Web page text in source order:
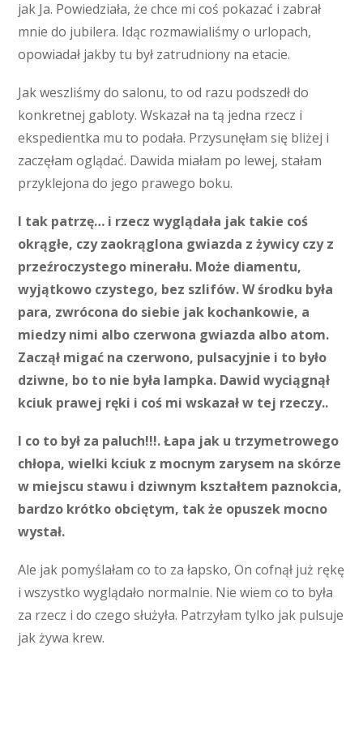
jak Ja. Powiedziała, że chce mi coś pokazać i zabrał
mnie do jubilera. Idąc rozmawialiśmy o urlopach,
opowiadał jakby tu był zatrudniony na etacie.
Jak weszliśmy do salonu, to od razu podszedł do
konkretnej gabloty. Wskazał na tą jedna rzecz i
ekspedientka mu to podała. Przysunęłam się bliżej i
zaczęłam oglądać. Dawida miałam po lewej, stałam
przyklejona do jego prawego boku.
I tak patrzę… i rzecz wyglądała jak takie coś
okrągłe, czy zaokrąglona gwiazda z żywicy czy z
przeźroczystego minerału. Może diamentu,
wyjątkowo czystego, bez szlifów. W środku była
para, zwrócona do siebie jak kochankowie, a
miedzy nimi albo czerwona gwiazda albo atom.
Zaczął migać na czerwono, pulsacyjnie i to było
dziwne, bo to nie była lampka. Dawid wyciągnął
kciuk prawej ręki i coś mi wskazał w tej rzeczy..
I co to był za paluch!!!. Łapa jak u trzymetrowego
chłopa, wielki kciuk z mocnym zarysem na skórze
w miejscu stawu i dziwnym kształtem paznokcia,
bardzo krótko obciętym, tak że opuszek mocno
wystał.
Ale jak pomyślałam co to za łapsko, On cofnął już rękę
i wszystko wyglądało normalnie. Nie wiem co to była
za rzecz i do czego służyła. Patrzyłam tylko jak pulsuje
jak żywa krew.